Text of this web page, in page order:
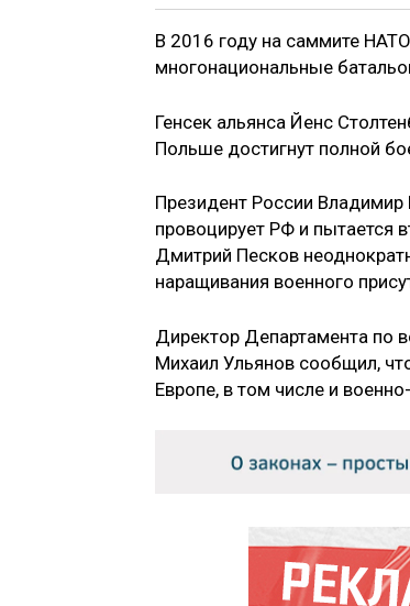
В 2016 году на саммите
многонациональные
Генсек альянса Йенс
Польше достигнут полной
Президент России
провоцирует РФ и пытается
Дмитрий Песков
наращивания военного
Директор Департамента по
Михаил Ульянов сообщил,
Европе, в том числе и